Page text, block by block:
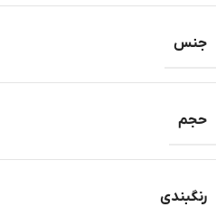
جنس
حجم
رنگبندی